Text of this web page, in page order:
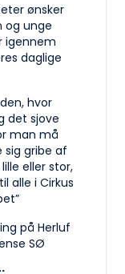
ønsker
og unge
igennem
daglige
hvor
det sjove
man må
sig gribe af
eller stor,
alle i Cirkus
på Herluf
SØ